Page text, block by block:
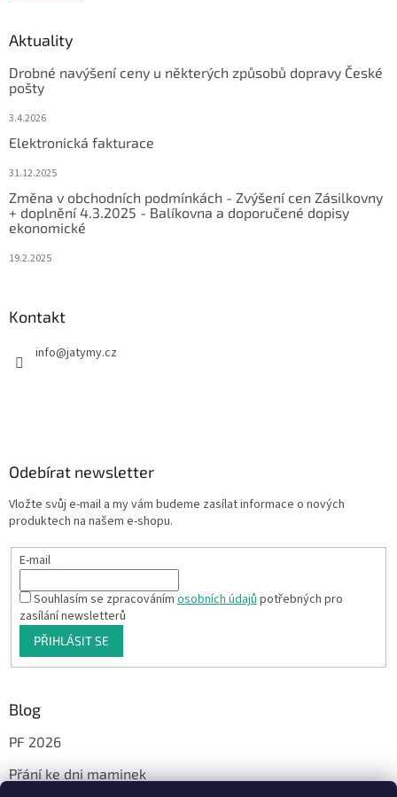
Aktuality
Drobné navýšení ceny u některých způsobů dopravy České
pošty
3.4.2026
Elektronická fakturace
31.12.2025
Změna v obchodních podmínkách - Zvýšení cen Zásilkovny
+ doplnění 4.3.2025 - Balíkovna a doporučené dopisy
ekonomické
19.2.2025
Kontakt
info@jatymy.cz
Odebírat newsletter
Vložte svůj e-mail a my vám budeme zasílat informace o nových
produktech na našem e-shopu.
E-mail
Souhlasím se zpracovánímosobních údajůpotřebných pro
zasílání newsletterů
PŘIHLÁSIT SE
Blog
PF 2026
Přání ke dni maminek